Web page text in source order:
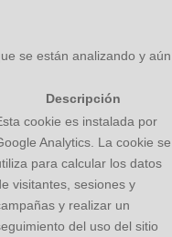
se están analizando y aún
Descripción
cookie es instalada por
Analytics. La cookie se
para calcular los datos
visitantes, sesiones y
y realizar un
del uso del sitio